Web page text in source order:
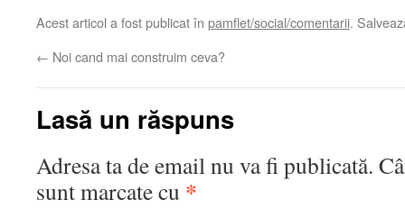
Acest articol a fost publicat în pamflet/social/comentarii.
← Noi cand mai construim ceva?
Lasă un răspuns
Adresa ta de email nu va fi publicată.
sunt marcate cu *